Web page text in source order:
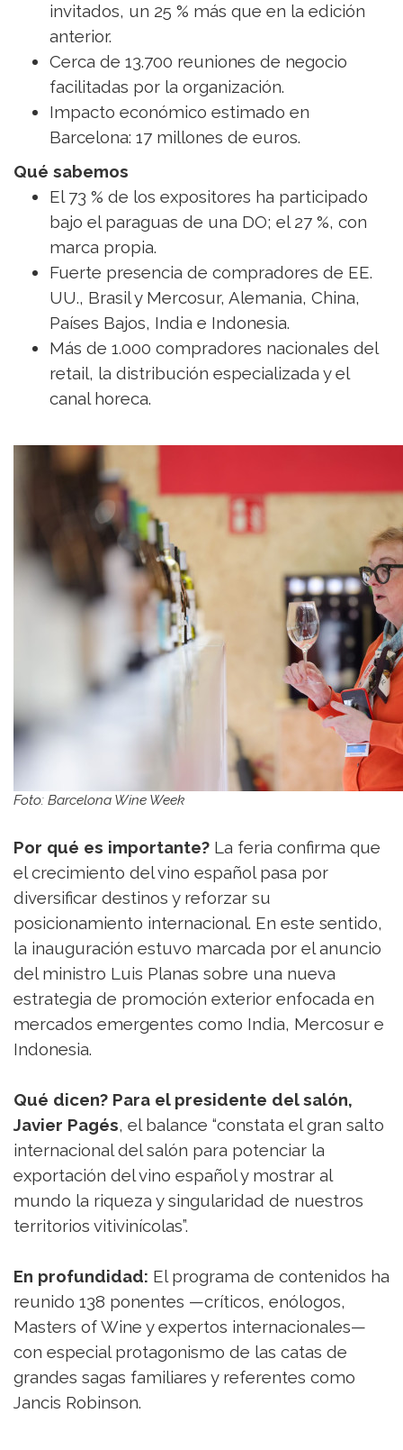
invitados, un 25 % más que en la edición
anterior.
Cerca de 13.700 reuniones de negocio
facilitadas por la organización.
Impacto económico estimado en
Barcelona: 17 millones de euros.
Qué sabemos
El 73 % de los expositores ha participado
bajo el paraguas de una DO; el 27 %, con
marca propia.
Fuerte presencia de compradores de EE.
UU., Brasil y Mercosur, Alemania, China,
Países Bajos, India e Indonesia.
Más de 1.000 compradores nacionales del
retail, la distribución especializada y el
canal horeca.
Foto: Barcelona Wine Week
Por qué es importante? La feria confirma que
el crecimiento del vino español pasa por
diversificar destinos y reforzar su
posicionamiento internacional. En este sentido,
la inauguración estuvo marcada por el anuncio
del ministro Luis Planas sobre una nueva
estrategia de promoción exterior enfocada en
mercados emergentes como India, Mercosur e
Indonesia.
Qué dicen? Para el presidente del salón,
Javier Pagés, el balance “constata el gran salto
internacional del salón para potenciar la
exportación del vino español y mostrar al
mundo la riqueza y singularidad de nuestros
territorios vitivinícolas”.
En profundidad: El programa de contenidos ha
reunido 138 ponentes —críticos, enólogos,
Masters of Wine y expertos internacionales—
con especial protagonismo de las catas de
grandes sagas familiares y referentes como
Jancis Robinson.